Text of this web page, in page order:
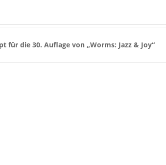
für die 30. Auflage von „Worms: Jazz & Joy“